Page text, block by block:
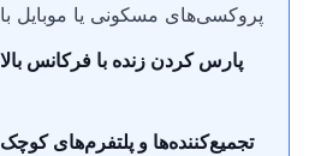
→ پروکسی‌های مسکونی یا موبایل
پارس کردن زنده با فرکانس بالا
تجمیع‌کننده‌ها و پلتفرم‌های کوچک